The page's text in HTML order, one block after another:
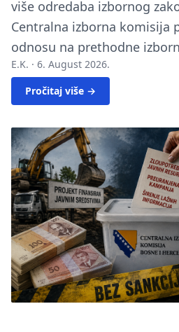
više odredaba izbornog
Centralna izborna komisija
odnosu na prethodne
E.K. · 6. August 2026.
Pročitaj više →